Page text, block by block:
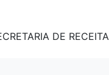
DE RECEITA